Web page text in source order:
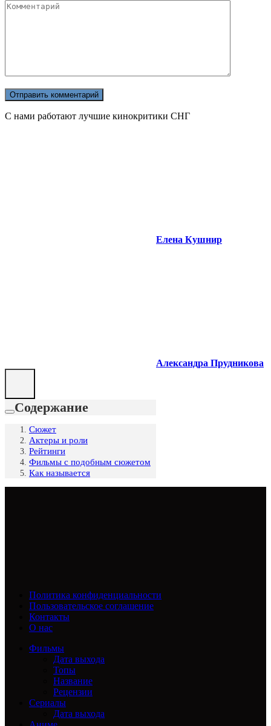
С нами работают лучшие кинокритики СНГ
Елена Кушнир
Александра Прудникова
Содержание
Сюжет
Актеры и роли
Рейтинги
Фильмы с подобным сюжетом
Как называется
Политика конфиденциальности
Пользовательское соглашение
Контакты
О нас
Фильмы
Дата выхода
Топы
Название
Рецензии
Сериалы
Дата выхода